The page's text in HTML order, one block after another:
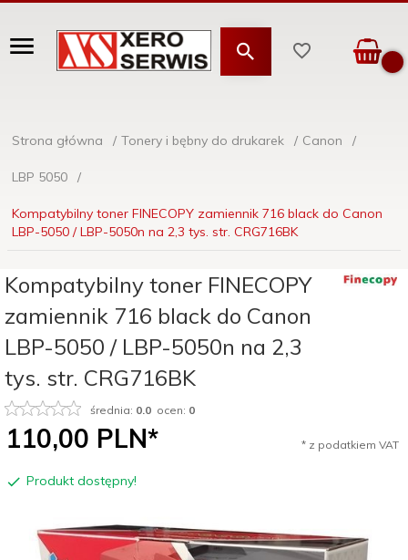
Strona główna Tonery i bębny do drukarek Canon
LBP 5050
Kompatybilny toner FINECOPY zamiennik 716 black do Canon
LBP-5050 / LBP-5050n na 2,3 tys. str. CRG716BK
Kompatybilny toner FINECOPY
zamiennik 716 black do Canon
LBP-5050 / LBP-5050n na 2,3
tys. str. CRG716BK
średnia: 0.0 ocen: 0
110,00 PLN* * z podatkiem VAT
Produkt dostępny!